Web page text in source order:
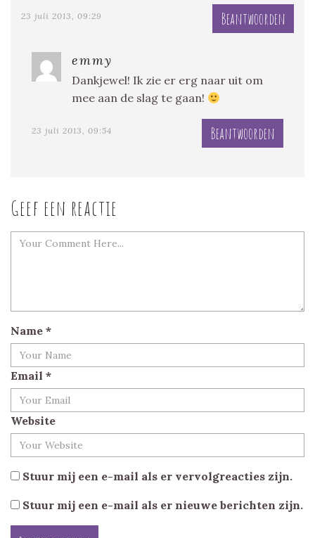
23 juli 2013, 09:29 Beantwoorden
emmy
Dankjewel! Ik zie er erg naar uit om
mee aan de slag te gaan!
23 juli 2013, 09:54 Beantwoorden
Geef een reactie
Name *
Email *
Website
Stuur mij een e-mail als er vervolgreacties zijn.
Stuur mij een e-mail als er nieuwe berichten zijn.